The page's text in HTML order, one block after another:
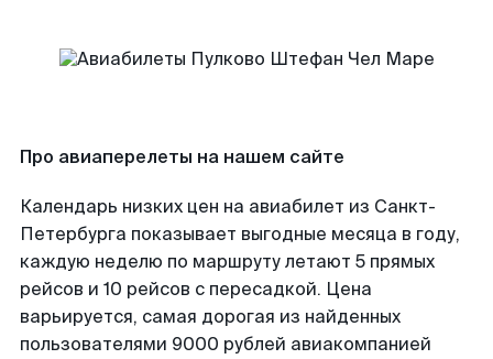
Про авиаперелеты на нашем сайте
Календарь низких цен на авиабилет из Санкт-
Петербурга показывает выгодные месяца в году,
каждую неделю по маршруту летают 5 прямых
рейсов и 10 рейсов с пересадкой. Цена
варьируется, самая дорогая из найденных
пользователями 9000 рублей авиакомпанией